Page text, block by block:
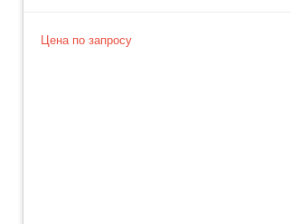
Цена по запросу